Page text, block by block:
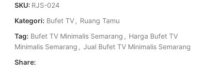
SKU: RJS-024
Kategori: Bufet TV, Ruang Tamu
Tag: Bufet TV Minimalis Semarang , Harga Bufet TV
Minimalis Semarang , Jual Bufet TV Minimalis Semarang
Share: